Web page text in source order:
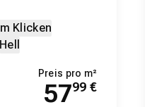
Klicken
Hell
Preis pro m²
5799 €